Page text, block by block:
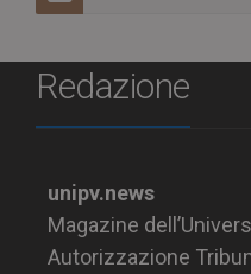
Redazione
unipv.news
Magazine
Autorizzazione